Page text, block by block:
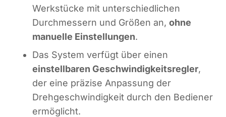
Werkstücke mit unterschiedlichen
Durchmessern und Größen an, ohne
manuelle Einstellungen.
Das System verfügt über einen
einstellbaren Geschwindigkeitsregler,
der eine präzise Anpassung der
Drehgeschwindigkeit durch den Bediener
ermöglicht.